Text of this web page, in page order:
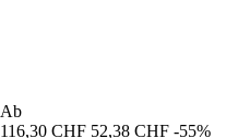
Ab
116,30 CHF 52,38 CHF -55%